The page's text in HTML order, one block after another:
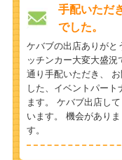
手配いただ
でした。
ケバブの出店ありがと
ッチンカー大変大盛
通り手配いただき、
した、イベントパー
ます。 ケバブ出店し
います。 機会があり
す。